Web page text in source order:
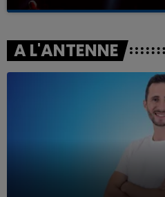
A L'ANTENNE